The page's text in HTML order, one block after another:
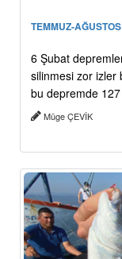
TEMMUZ-
6 Şubat
silinmesi zor izler
bu depremde 127
Müge ÇEVİK